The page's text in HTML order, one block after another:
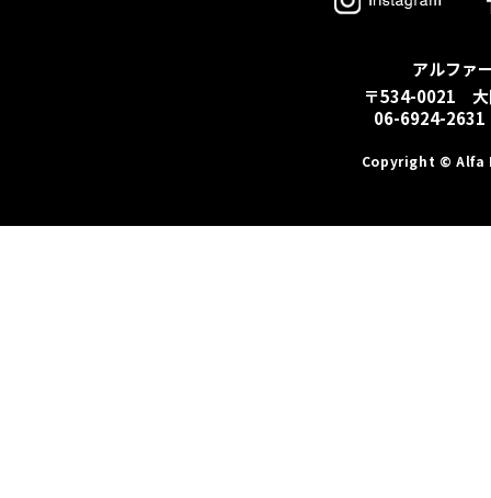
アルファ
〒534-0021 大
06-6924-
Copyright © Alfa